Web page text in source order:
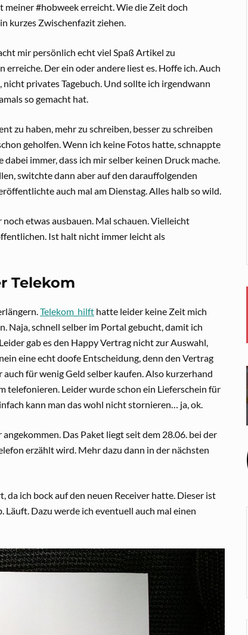
meiner #hobweek erreicht. Wie die Zeit doch
kurzes Zwischenfazit ziehen.
mir persönlich echt viel Spaß Artikel zu
Der ein oder andere liest es. Hoffe ich. Auch
privates Tagebuch. Und sollte ich irgendwann
so gemacht hat.
zu haben, mehr zu schreiben, besser zu schreiben
geholfen. Wenn ich keine Fotos hatte, schnappte
immer, dass ich mir selber keinen Druck mache.
switchte dann aber auf den darauffolgenden
auch mal am Dienstag. Alles halb so wild.
etwas ausbauen. Mal schauen. Vielleicht
Ist halt nicht immer leicht als
Telekom
Telekom_hilft hatte leider keine Zeit mich
Naja, schnell selber im Portal gebucht, damit ich
gab es den Happy Vertrag nicht zur Auswahl,
eine echt doofe Entscheidung, denn den Vertrag
für wenig Geld selber kaufen. Also kurzerhand
telefonieren. Leider wurde schon ein Lieferschein für
kann man das wohl nicht stornieren… ja, ok.
Das Paket liegt seit dem 28.06. bei der
erzählt wird. Mehr dazu dann in der nächsten
ich bock auf den neuen Receiver hatte. Dieser ist
Dazu werde ich eventuell auch mal einen